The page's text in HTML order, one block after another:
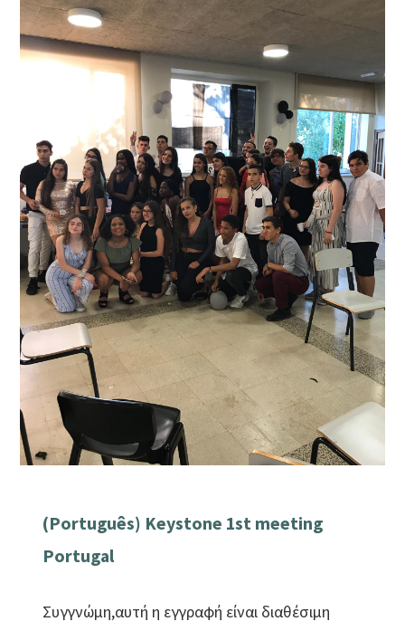
(Português) Keystone 1st meeting
Portugal
Συγγνώμη,αυτή η εγγραφή είναι διαθέσιμη